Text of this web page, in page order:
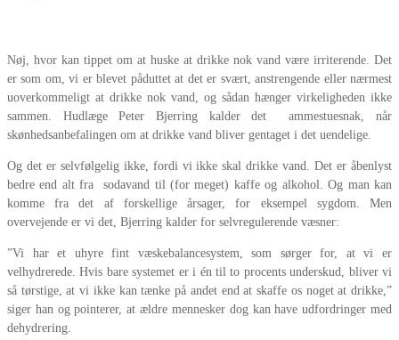
Nøj, hvor kan tippet om at huske at drikke nok vand være irriterende. Det
er som om, vi er blevet påduttet at det er svært, anstrengende eller nærmest
uoverkommeligt at drikke nok vand, og sådan hænger virkeligheden ikke
sammen. Hudlæge Peter Bjerring kalder det ammestuesnak, når
skønhedsanbefalingen om at drikke vand bliver gentaget i det uendelige.
Og det er selvfølgelig ikke, fordi vi ikke skal drikke vand. Det er åbenlyst
bedre end alt fra sodavand til (for meget) kaffe og alkohol. Og man kan
komme fra det af forskellige årsager, for eksempel sygdom. Men
overvejende er vi det, Bjerring kalder for selvregulerende væsner:
”Vi har et uhyre fint væskebalancesystem, som sørger for, at vi er
velhydrerede. Hvis bare systemet er i én til to procents underskud, bliver vi
så tørstige, at vi ikke kan tænke på andet end at skaffe os noget at drikke,”
siger han og pointerer, at ældre mennesker dog kan have udfordringer med
dehydrering.